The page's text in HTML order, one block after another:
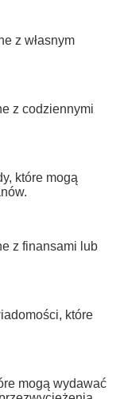
z własnym
z codziennymi
które mogą
z finansami lub
które
mogą wydawać